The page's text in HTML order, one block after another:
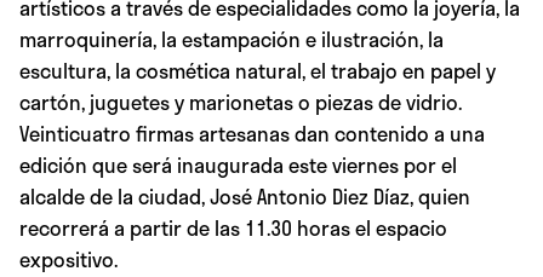
artísticos a través de especialidades como la joyería, la
marroquinería, la estampación e ilustración, la
escultura, la cosmética natural, el trabajo en papel y
cartón, juguetes y marionetas o piezas de vidrio.
Veinticuatro firmas artesanas dan contenido a una
edición que será inaugurada este viernes por el
alcalde de la ciudad, José Antonio Diez Díaz, quien
recorrerá a partir de las 11.30 horas el espacio
expositivo.